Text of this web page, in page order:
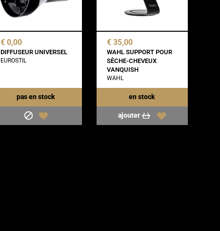
€ 0,00
DIFFUSEUR UNIVERSEL
EUROSTIL
pas en stock
€ 35,00
WAHL SUPPORT POUR
SÈCHE-CHEVEUX
VANQUISH
WAHL
en stock
ajouter